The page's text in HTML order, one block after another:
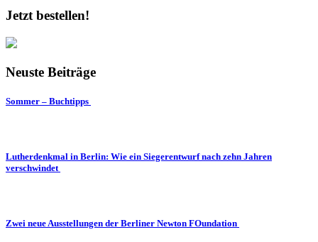
Jetzt bestellen!
Neuste Beiträge
Sommer – Buchtipps
Lutherdenkmal in Berlin: Wie ein Siegerentwurf nach zehn Jahren
verschwindet
Zwei neue Ausstellungen der Berliner Newton FOundation